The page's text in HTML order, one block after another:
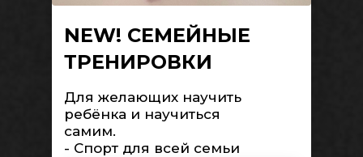
NEW! СЕМЕЙНЫЕ
ТРЕНИРОВКИ
Для желающих научить
ребёнка и научиться
самим.
- Спорт для всей семьи